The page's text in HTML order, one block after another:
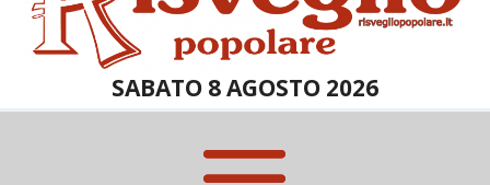
SABATO 8 AGOSTO 2026